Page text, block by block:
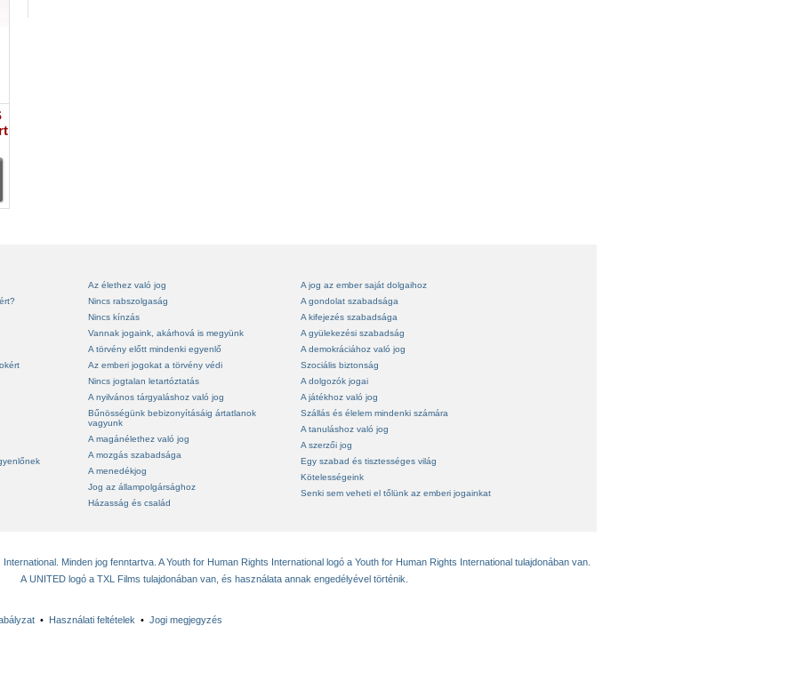
Az élethez való jog
Nincs rabszolgaság
Nincs kínzás
Vannak jogaink, akárhová is megyünk
A törvény előtt mindenki egyenlő
Az emberi jogokat a törvény védi
Nincs jogtalan letartóztatás
A nyilvános tárgyaláshoz való jog
Bűnösségünk bebizonyításáig ártatlanok
vagyunk
A magánélethez való jog
A mozgás szabadsága
A menedékjog
Jog az állampolgársághoz
Házasság és család
A jog az ember saját dolgaihoz
A gondolat szabadsága
A kifejezés szabadsága
A gyülekezési szabadság
A demokráciához való jog
Szociális biztonság
A dolgozók jogai
A játékhoz való jog
Szállás és élelem mindenki számára
A tanuláshoz való jog
A szerzői jog
Egy szabad és tisztességes világ
Kötelességeink
Senki sem veheti el tőlünk az emberi jogainkat
Minden jog fenntartva. A Youth for Human Rights International logó a Youth for Human Rights International tulajdonában van.
A UNITED logó a TXL Films tulajdonában van, és használata annak engedélyével történik.
• Használati feltételek • Jogi megjegyzés